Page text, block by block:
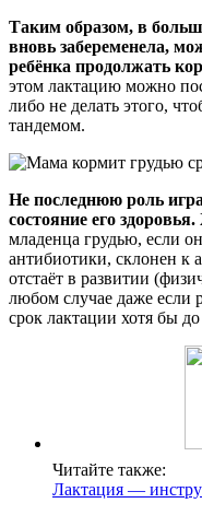
Таким образом, в
вновь забеременела,
ребёнка продолжать
этом лактацию можно
либо не делать этого,
тандемом.
Не последнюю роль
состояние его здоровья.
младенца грудью, если
антибиотики, склонен к
отстаёт в развитии
любом случае даже если
срок лактации хотя бы
Читайте также:
Лактация —